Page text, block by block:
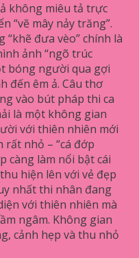
không miêu tả trực
“vẽ mây nảy trăng”.
“khẽ đưa vèo” chính là
ảnh “ngõ trúc
bóng người qua gợi
đến êm ả. Câu thơ
vào bút pháp thi ca
là một không gian
với thiên nhiên mới
nhỏ – “cá đớp
càng làm nổi bật cái
hiện lên với vẻ đẹp
nhất thi nhân đang
với thiên nhiên mà
ngâm. Không gian
cảnh hẹp và thu nhỏ